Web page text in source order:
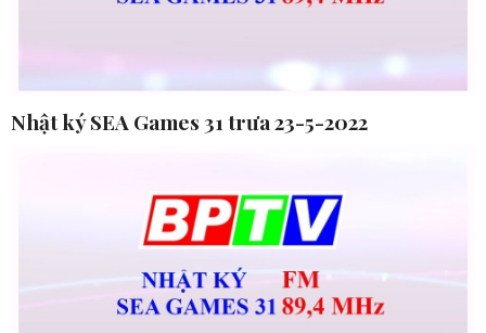
Nhật ký SEA Games 31 trưa 23-5-2022